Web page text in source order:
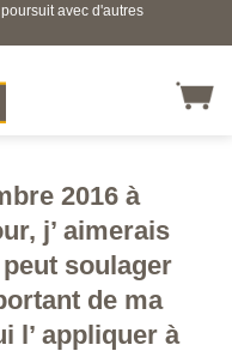
avec d'autres
2016 à
j’ aimerais
soulager
de ma
l’ appliquer à